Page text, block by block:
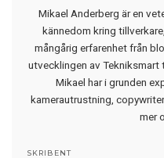
Mikael Anderberg är en
kännedom kring
mångårig erfarenhet från
utvecklingen av Tekniksmart
Mikael har i grunden
kamerautrustning,
mer
SKRIBENT